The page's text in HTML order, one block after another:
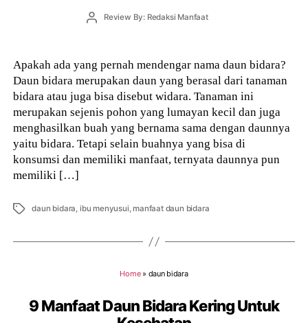
PostReview By: Redaksi Manfaat
Apakah ada yang pernah mendengar nama daun bidara?
Daun bidara merupakan daun yang berasal dari tanaman
bidara atau juga bisa disebut widara. Tanaman ini
merupakan sejenis pohon yang lumayan kecil dan juga
menghasilkan buah yang bernama sama dengan daunnya
yaitu bidara. Tetapi selain buahnya yang bisa di
konsumsi dan memiliki manfaat, ternyata daunnya pun
memiliki […]
Tags daun bidara, ibu menyusui,manfaat daun bidara
Home» daun bidara
9 Manfaat Daun Bidara Kering Untuk